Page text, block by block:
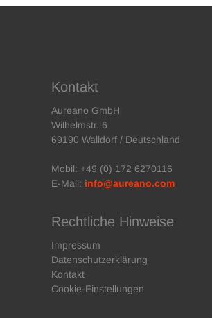
Kontakt
Aureano GmbH
Wilhelmstr. 6
69190 Walldorf / Deutschland
Mobil: +49 (0) 172 6270116
E-Mail: info@aureano.com
Rechtliche Hinweise
Impressum
Datenschutzerklärung
Kontakt
Cookie-Einstellungen